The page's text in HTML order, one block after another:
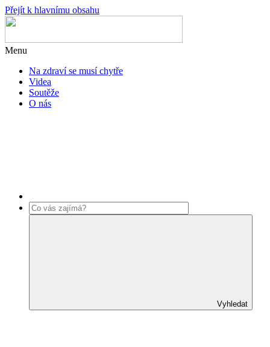
Přejít k hlavnímu obsahu
Menu
Na zdraví se musí chytře
Videa
Soutěže
O nás
Vyhledat